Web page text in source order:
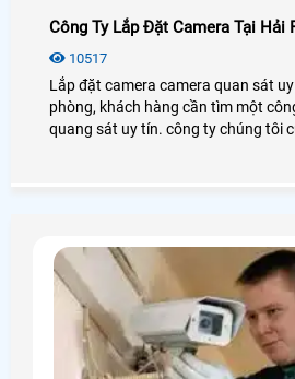
Công Ty Lắp Đặt Camera Tại Hải
10517
Lắp đặt camera camera quan sát
phòng, khách hàng cần tìm một
quang sát uy tín. công ty chúng tôi cung cấp khách hàng